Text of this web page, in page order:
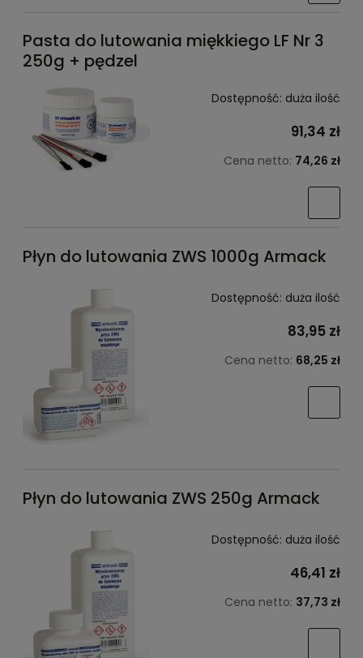
Pasta do lutowania miękkiego LF Nr 3
250g + pędzel
Dostępność: duża ilość
91,34 zł
Cena netto: 74,26 zł
Płyn do lutowania ZWS 1000g Armack
Dostępność: duża ilość
83,95 zł
Cena netto: 68,25 zł
Płyn do lutowania ZWS 250g Armack
Dostępność: duża ilość
46,41 zł
Cena netto: 37,73 zł